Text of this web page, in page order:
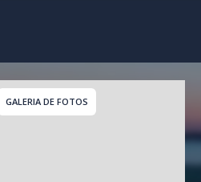
GALERIA DE FOTOS